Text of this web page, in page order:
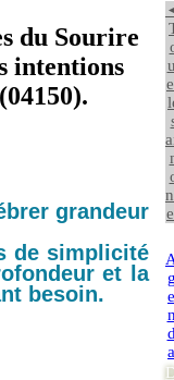
du Sourire
intentions
grandeur
de simplicité
et la
besoin.
e
a